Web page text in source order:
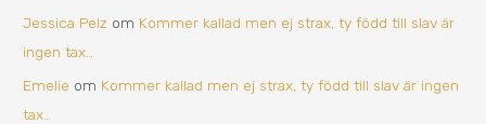
Jessica Pelz om Kommer kallad men ej strax, ty född till slav är
ingen tax…
Emelie om Kommer kallad men ej strax, ty född till slav är ingen
tax…